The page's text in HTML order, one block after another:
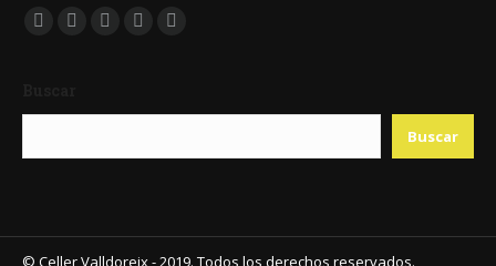
Encuéntranos en:
Facebook
in
Twitter
in
YouTube
in
Pinterest
in
Instagram
in
Buscar
© Celler Valldoreix - 2019. Todos los derechos reservados.